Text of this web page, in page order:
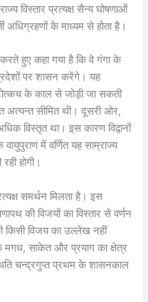
विस्तार प्रत्यक्ष सैन्य घोषणाओं
अधिग्रहणों के माध्यम से होता है।
हुए कहा गया है कि वे गंगा के
पर शासन करेंगे। यह
के काल से जोड़ी जा सकती
अत्यन्त सीमित थी। दूसरी ओर,
विस्तृत था। इस कारण विद्वानों
में वर्णित यह साम्राज्य
होगी।
समर्थन मिलता है। इस
की विजयों का विस्तार से वर्णन
किसी विजय का उल्लेख नहीं
मगध, साकेत और प्रयाग का क्षेत्र
चन्द्रगुप्त प्रथम के शासनकाल